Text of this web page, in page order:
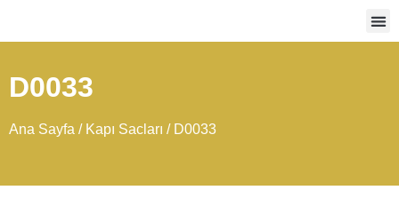
D0033
Ana Sayfa / Kapı Sacları / D0033